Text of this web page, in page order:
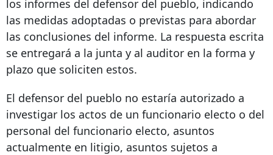
los informes del defensor del pueblo, indicando
las medidas adoptadas o previstas para abordar
las conclusiones del informe. La respuesta escrita
se entregará a la junta y al auditor en la forma y
plazo que soliciten estos.
El defensor del pueblo no estaría autorizado a
investigar los actos de un funcionario electo o del
personal del funcionario electo, asuntos
actualmente en litigio, asuntos sujetos a